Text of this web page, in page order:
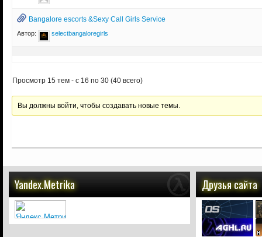
Bangalore escorts &Sexy Call Girls Service
Автор: selectbangaloregirls
Просмотр 15 тем - с 16 по 30 (40 всего)
Вы должны войти, чтобы создавать новые темы.
Yandex.Metrika Друзья сайта